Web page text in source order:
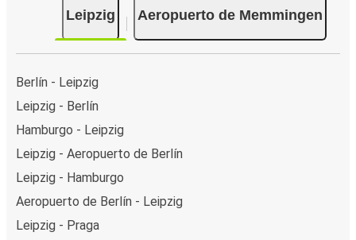
Leipzig Aeropuerto de Memmingen
Berlín - Leipzig
Leipzig - Berlín
Hamburgo - Leipzig
Leipzig - Aeropuerto de Berlín
Leipzig - Hamburgo
Aeropuerto de Berlín - Leipzig
Leipzig - Praga